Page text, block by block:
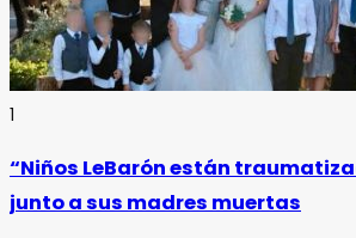
1
“Niños LeBarón están
junto a sus madres muertas